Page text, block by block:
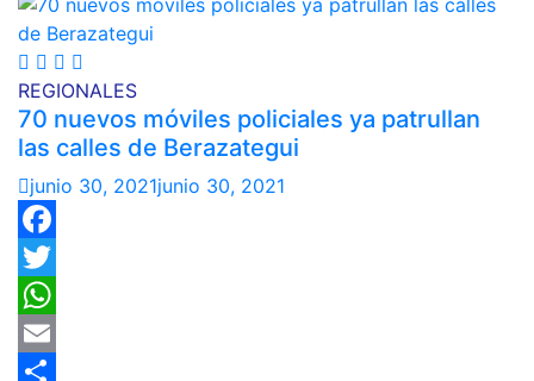
REGIONALES
70 nuevos móviles policiales ya patrullan
las calles de Berazategui
junio 30, 2021junio 30, 2021
Facebook
Twitter
WhatsApp
Email